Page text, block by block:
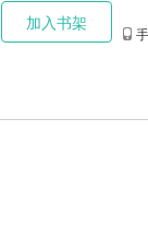
年前被你无情甩掉，
加入书架